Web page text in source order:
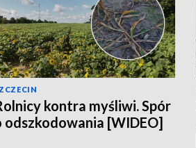
kontra myśliwi. Spór
odszkodowania [WIDEO]